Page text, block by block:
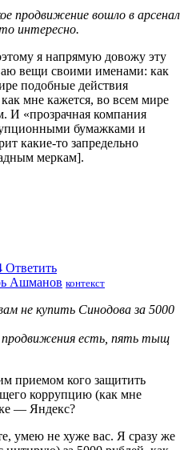
продвижение вошло в арсенал
интересно.
я напрямую довожу эту
вещи своими именами: как
подобные действия
мне кажется, во всем мире
И «прозрачная компания
бумажками и
какие-то запредельно
меркам].
Ответить
Ашманов контекст
не купить Синодова за 5000
есть, пять тыщ
приемом кого защитить
коррупцию (как мне
— Яндекс?
умею не хуже вас. Я сразу же